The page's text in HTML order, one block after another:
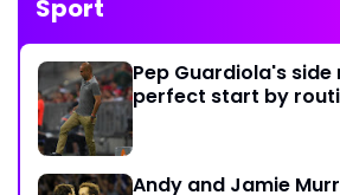
Sport
Pep Guardiola's
perfect start by
Andy and Jamie